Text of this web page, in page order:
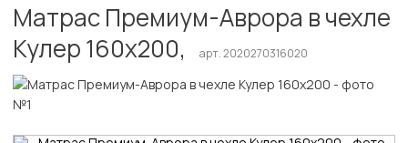
Матрас Премиум-Аврора в чехле
Кулер 160х200,
арт. 2020270316020